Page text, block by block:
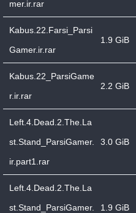
mer.ir.rar
Kabus.22.Farsi_Parsi
Gamer.ir.rar
1.9 GiB
Kabus.22_ParsiGame
r.ir.rar
2.2 GiB
Left.4.Dead.2.The.La
st.Stand_ParsiGamer.
ir.part1.rar
3.0 GiB
Left.4.Dead.2.The.La
st.Stand_ParsiGamer.
1.9 GiB